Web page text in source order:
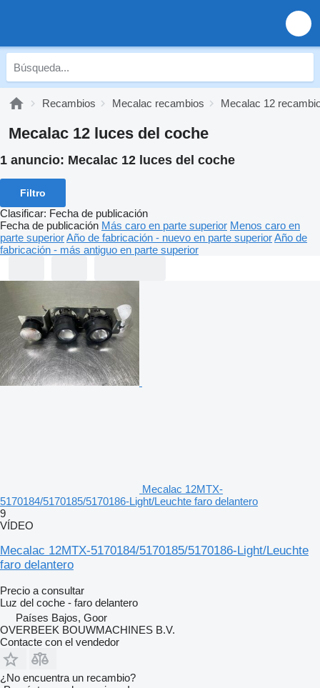
Recambios Mecalac recambios Mecalac 12
Mecalac 12 luces del coche
1 anuncio: Mecalac 12 luces del coche
Filtro
Clasificar: Fecha de publicación
Fecha de publicación Más caro en parte superior Menos caro en
parte superiorAño de fabricación - nuevo en parte superiorAño de
fabricación - más antiguo en parte superior
Mecalac 12MTX-
5170184/5170185/5170186-Light/Leuchte faro delantero
9
VÍDEO
Mecalac 12MTX-5170184/5170185/5170186-Light/Leuchte
faro delantero
Precio a consultar
Luz del coche - faro delantero
Países Bajos, Goor
OVERBEEK BOUWMACHINES B.V.
Contacte con el vendedor
¿No encuentra un recambio?